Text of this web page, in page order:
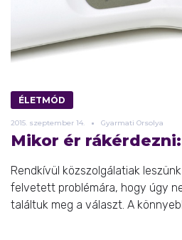
ÉLETMÓD
2015. szeptember 14. Gyarmati Orsolya
Mikor ér
Rendkívül közszolgálatiak
felvetett problémára, hogy úgy
találtuk meg a választ. A